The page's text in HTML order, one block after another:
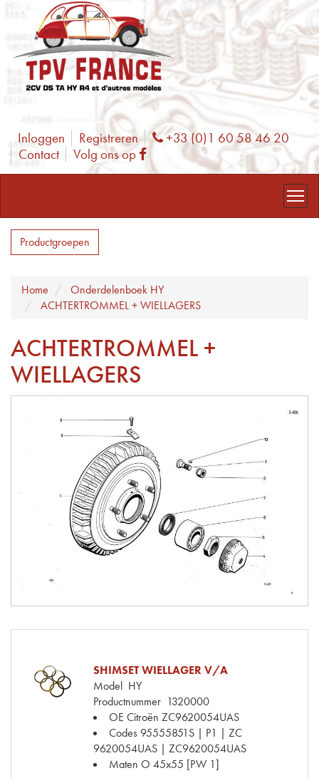
Inloggen Registreren Phone
+33 (0)1 60 58 46 20
Contact
Volg ons op Facebook
Productgroepen
Home
Onderdelenboek HY
ACHTERTROMMEL + WIELLAGERS
ACHTERTROMMEL +
WIELLAGERS
SHIMSET WIELLAGER V/A
Model HY
Productnummer 1320000
OE Citroën ZC9620054UAS
Codes 95555851S | P1 | ZC
9620054UAS | ZC9620054UAS
Maten O 45x55 [PW 1]